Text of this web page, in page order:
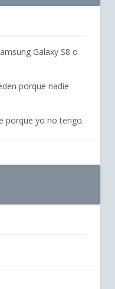
Galaxy S8 o
porque nadie
porque yo no tengo.